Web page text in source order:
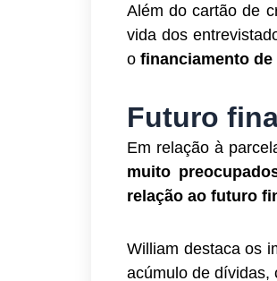
Além do cartão de
vida dos
o financiamento
Futuro
Em relação à
muito
relação ao futuro
William destaca os
acúmulo de dívidas,